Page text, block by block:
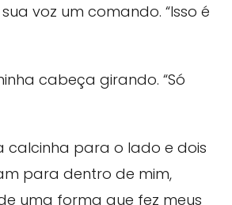
voz um comando. “Isso é
cabeça girando. “Só
calcinha para o lado e dois
para dentro de mim,
uma forma que fez meus